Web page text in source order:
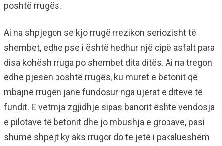
poshtë rrugës.
Ai na shpjegon se kjo rrugë rrezikon seriozisht të
shembet, edhe pse i është hedhur një cipë asfalt para
disa kohësh rruga po shembet dita ditës. Ai na tregon
edhe pjesën poshtë rrugës, ku muret e betonit që
mbajnë rrugën janë fundosur nga ujërat e ditëve të
fundit. E vetmja zgjidhje sipas banorit është vendosja
e pilotave të betonit dhe jo mbushja e gropave, pasi
shumë shpejt ky aks rrugor do të jetë i pakalueshëm